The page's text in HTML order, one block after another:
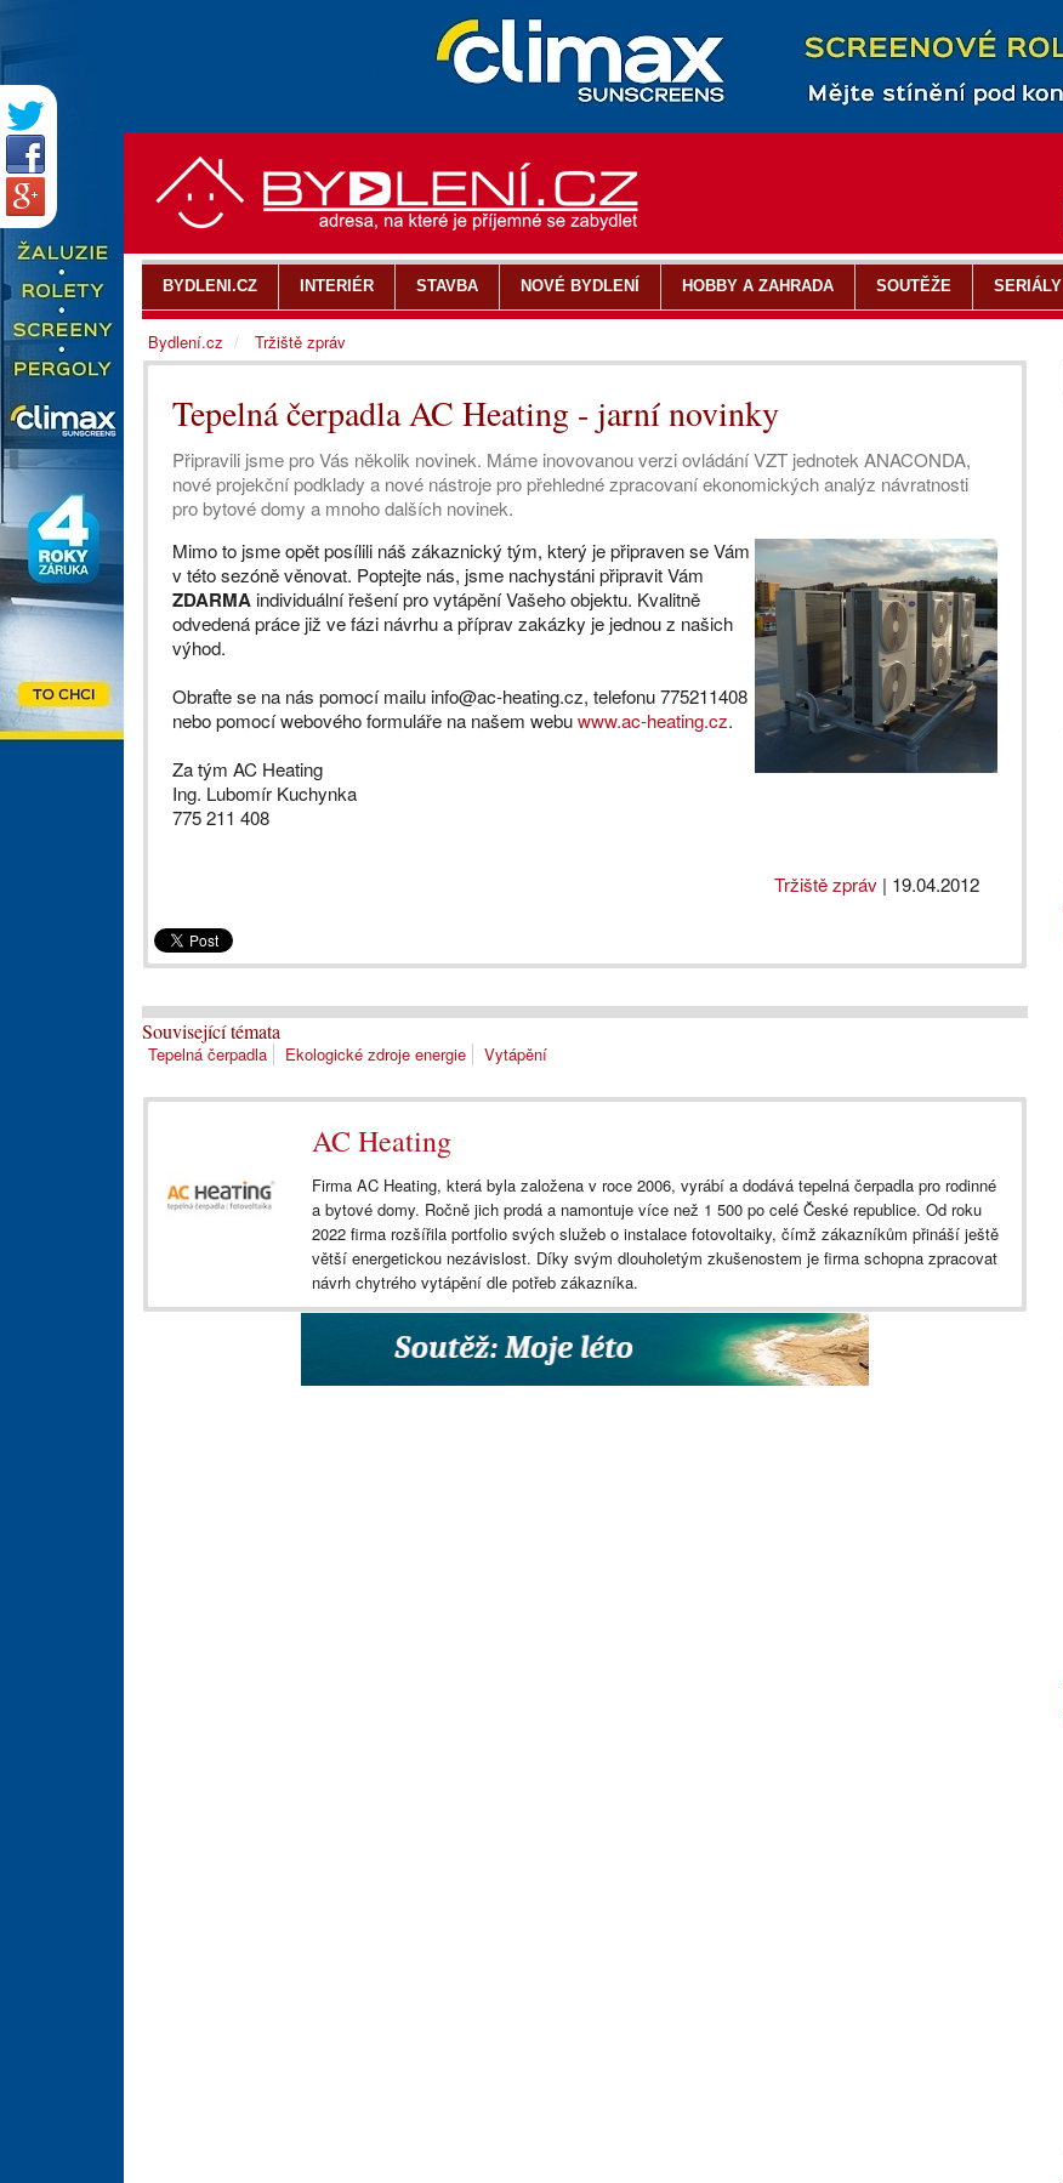
Tepelná čerpadla AC Heating - jarní novinky
Připravili jsme pro Vás několik novinek. Máme inovovanou verzi ovládání VZT jednotek ANACONDA,
nové projekční podklady a nové nástroje pro přehledné zpracovaní ekonomických analýz návratnosti
pro bytové domy a mnoho dalších novinek.
Mimo to jsme opět posílili náš zákaznický tým, který je připraven se Vám
v této sezóně věnovat. Poptejte nás, jsme nachystáni připravit Vám
ZDARMA individuální řešení pro vytápění Vašeho objektu. Kvalitně
odvedená práce již ve fázi návrhu a příprav zakázky je jednou z našich
výhod.
Obraťte se na nás pomocí mailu info@ac-heating.cz, telefonu 775211408
nebo pomocí webového formuláře na našem webuwww.ac-heating.cz.
Za tým AC Heating
Ing. Lubomír Kuchynka
775 211 408
Tržiště zpráv | 19.04.2012
Související témata
Tepelná čerpadla Ekologické zdroje energie Vytápění
AC Heating
Firma AC Heating, která byla založena v roce 2006, vyrábí a dodává tepelná čerpadla pro rodinné
a bytové domy. Ročně jich prodá a namontuje více než 1 500 po celé České republice. Od roku
2022 firma rozšířila portfolio svých služeb o instalace fotovoltaiky, čímž zákazníkům přináší ještě
větší energetickou nezávislost. Díky svým dlouholetým zkušenostem je firma schopna zpracovat
návrh chytrého vytápění dle potřeb zákazníka.
BYDLENI.CZ INTERIÉR STAVBA NOVÉ BYDLENÍ HOBBY A ZAHRADA SOUTĚŽE SERIÁLY
Bydlení.cz Tržiště zpráv